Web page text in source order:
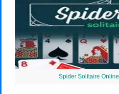
Spider Solitaire Online